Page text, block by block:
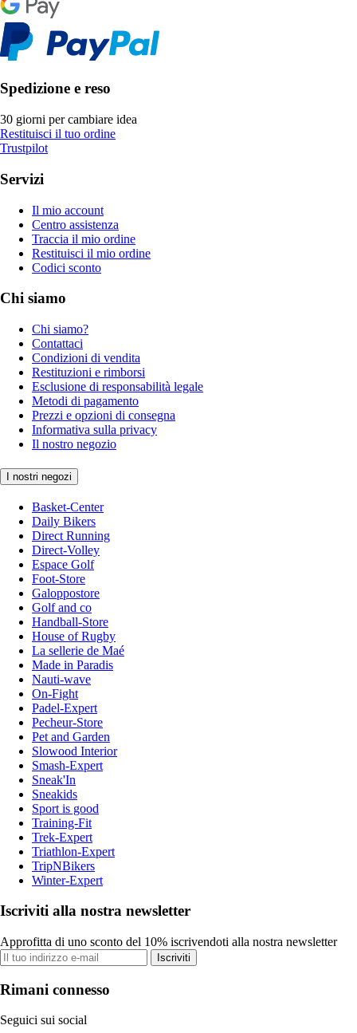
Spedizione e reso
30 giorni per cambiare idea
Restituisci il tuo ordine
Trustpilot
Servizi
Il mio account
Centro assistenza
Traccia il mio ordine
Restituisci il mio ordine
Codici sconto
Chi siamo
Chi siamo?
Contattaci
Condizioni di vendita
Restituzioni e rimborsi
Esclusione di responsabilità legale
Metodi di pagamento
Prezzi e opzioni di consegna
Informativa sulla privacy
Il nostro negozio
I nostri negozi
Basket-Center
Daily Bikers
Direct Running
Direct-Volley
Espace Golf
Foot-Store
Galoppostore
Golf and co
Handball-Store
House of Rugby
La sellerie de Maé
Made in Paradis
Nauti-wave
On-Fight
Padel-Expert
Pecheur-Store
Pet and Garden
Slowood Interior
Smash-Expert
Sneak'In
Sneakids
Sport is good
Training-Fit
Trek-Expert
Triathlon-Expert
TripNBikers
Winter-Expert
Iscriviti alla nostra newsletter
Approfitta di uno sconto del 10% iscrivendoti alla nostra newsletter
Iscriviti
Rimani connesso
Seguici sui social